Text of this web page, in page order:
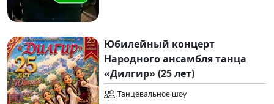
Юбилейный концерт
Народного ансамбля танца
«Дилгир» (25 лет)
Танцевальное шоу